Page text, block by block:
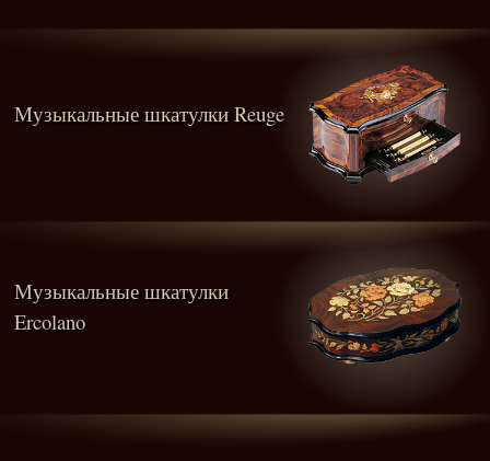
Музыкальные шкатулки Reuge
Музыкальные шкатулки
Ercolano